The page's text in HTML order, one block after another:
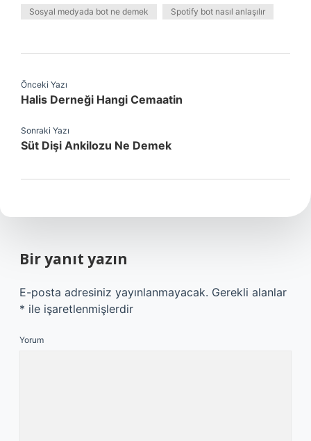
Sosyal medyada bot ne demek Spotify bot nasıl anlaşılır
Önceki Yazı
Halis Derneği Hangi Cemaatin
Sonraki Yazı
Süt Dişi Ankilozu Ne Demek
Bir yanıt yazın
E-posta adresiniz yayınlanmayacak. Gerekli alanlar
* ile işaretlenmişlerdir
Yorum